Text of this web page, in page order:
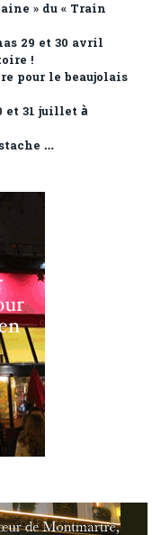
» du « Train
29 et 30 avril
!
pour le beaujolais
et 31 juillet à
…